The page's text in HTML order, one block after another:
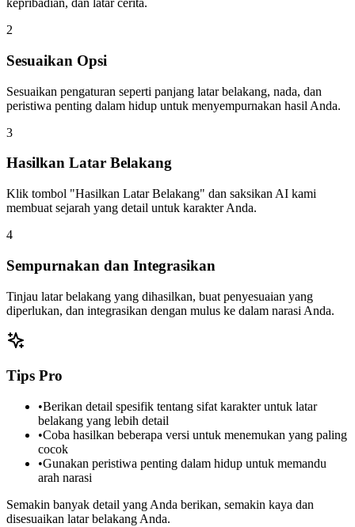
kepribadian, dan latar cerita.
2
Sesuaikan Opsi
Sesuaikan pengaturan seperti panjang latar belakang, nada, dan
peristiwa penting dalam hidup untuk menyempurnakan hasil Anda.
3
Hasilkan Latar Belakang
Klik tombol "Hasilkan Latar Belakang" dan saksikan AI kami
membuat sejarah yang detail untuk karakter Anda.
4
Sempurnakan dan Integrasikan
Tinjau latar belakang yang dihasilkan, buat penyesuaian yang
diperlukan, dan integrasikan dengan mulus ke dalam narasi Anda.
Tips Pro
•Berikan detail spesifik tentang sifat karakter untuk latar
belakang yang lebih detail
•Coba hasilkan beberapa versi untuk menemukan yang paling
cocok
•Gunakan peristiwa penting dalam hidup untuk memandu
arah narasi
Semakin banyak detail yang Anda berikan, semakin kaya dan
disesuaikan latar belakang Anda.